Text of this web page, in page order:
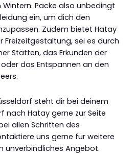
Packe also unbedingt
ein, um dich den
Zudem bietet Hatay
Freizeitgestaltung, sei es durch
Stätten, das Erkunden der
das Entspannen an den
steht dir bei deinem
nach Hatay gerne zur Seite
allen Schritten des
uns gerne für weitere
unverbindliches Angebot.